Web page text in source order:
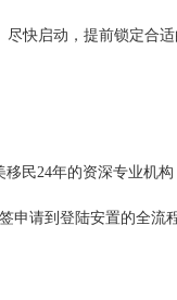
尽快启动，提前锁定合
民24年的资深专业机构
申请到登陆安置的全流